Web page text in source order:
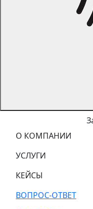
О КОМПАНИИ
УСЛУГИ
КЕЙСЫ
ВОПРОС-ОТВЕТ